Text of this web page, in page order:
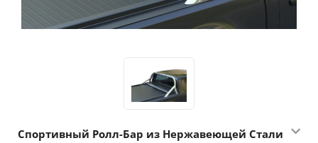
Спортивный Ролл-Бар из Нержавеющей Стали